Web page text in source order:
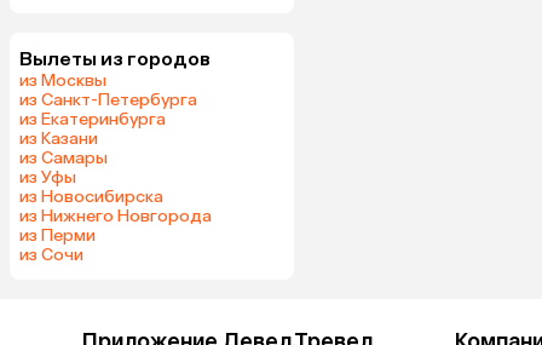
Вылеты из городов
из Москвы
из Санкт-Петербурга
из Екатеринбурга
из Казани
из Самары
из Уфы
из Новосибирска
из Нижнего Новгорода
из Перми
из Сочи